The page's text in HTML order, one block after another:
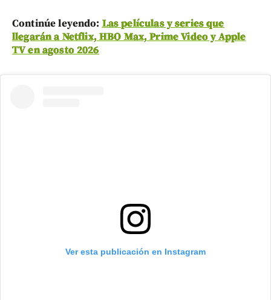
Continúe leyendo: Las películas y series que
llegarán a Netflix, HBO Max, Prime Video y Apple
TV en agosto 2026
Ver esta publicación en Instagram